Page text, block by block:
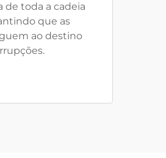
de toda a cadeia
que as
ao destino